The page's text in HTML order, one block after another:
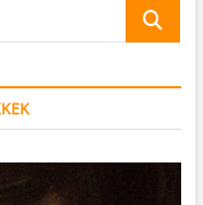
keresés